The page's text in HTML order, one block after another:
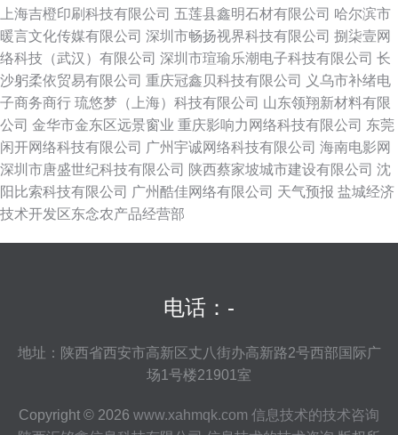
上海吉橙印刷科技有限公司 五莲县鑫明石材有限公司 哈尔滨市
暖言文化传媒有限公司 深圳市畅扬视界科技有限公司 捌柒壹网
络科技（武汉）有限公司 深圳市瑄瑜乐潮电子科技有限公司 长
沙躬柔依贸易有限公司 重庆冠鑫贝科技有限公司
义乌市补绪电
子商务商行 琉悠梦（上海）科技有限公司 山东领翔新材料有限
公司 金华市金东区远景窗业 重庆影响力网络科技有限公司 东莞
闲开网络科技有限公司 广州宇诚网络科技有限公司 海南电影网
深圳市唐盛世纪科技有限公司 陕西蔡家坡城市建设有限公司 沈
阳比索科技有限公司 广州酷佳网络有限公司 天气预报 盐城经济
技术开发区东念农产品经营部
电话：-
地址：陕西省西安市高新区丈八街办高新路2号西部国际广
场1号楼21901室
Copyright © 2026 www.xahmqk.com 信息技术的技术咨询